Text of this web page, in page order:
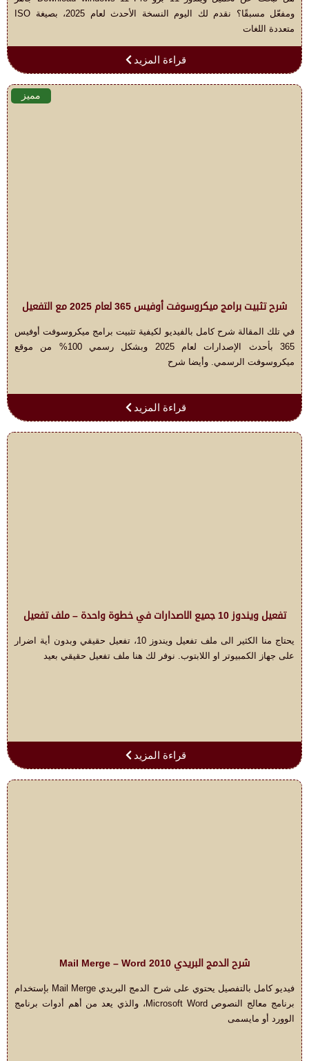
ومفعّل مسبقًا؟ نقدم لك اليوم النسخة الأحدث لعام 2025، بصيغة ISO
متعددة اللغات
قراءة المزيد
مميز
شرح تثبيت برامج ميكروسوفت أوفيس 365 لعام 2025 مع التفعيل
في تلك المقالة شرح كامل بالفيديو لكيفية تثبيت برامج ميكروسوفت أوفيس
365 بأحدث الإصدارات لعام 2025 وبشكل رسمي 100% من موقع
ميكروسوفت الرسمي. وأيضا شرح
قراءة المزيد
تفعيل ويندوز 10 جميع الاصدارات في خطوة واحدة – ملف تفعيل
يحتاج منا الكثير الى ملف تفعيل ويندوز 10، تفعيل حقيقي وبدون أية اضرار
على جهاز الكمبيوتر او اللابتوب. نوفر لك هنا ملف تفعيل حقيقي بعيد
قراءة المزيد
شرح الدمج البريدي Mail Merge – Word 2010
فيديو كامل بالتفصيل يحتوي على شرح الدمج البريدي Mail Merge بإستخدام
برنامج معالج النصوص Microsoft Word، والذي يعد من أهم أدوات برنامج
الوورد أو مايسمى